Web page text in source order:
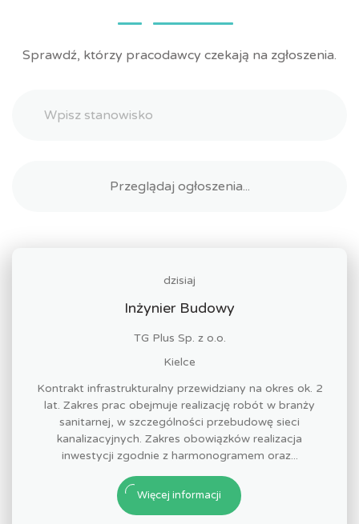
Sprawdź, którzy pracodawcy czekają na zgłoszenia.
dzisiaj
Inżynier Budowy
TG Plus Sp. z o.o.
Kielce
Kontrakt infrastrukturalny przewidziany na okres ok. 2
lat. Zakres prac obejmuje realizację robót w branży
sanitarnej, w szczególności przebudowę sieci
kanalizacyjnych. Zakres obowiązków realizacja
inwestycji zgodnie z harmonogramem oraz...
Więcej informacji